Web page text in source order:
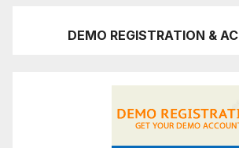
DEMO REGISTRATION &